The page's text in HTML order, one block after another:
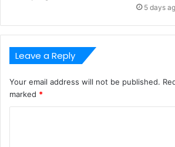
5 days
Leave a Reply
Your email address will not be published.
marked *